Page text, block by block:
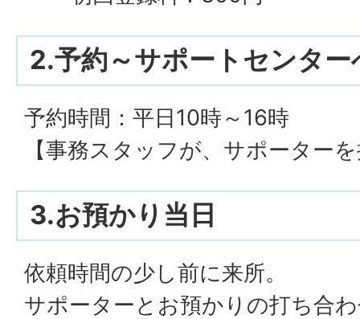
2.予約～サポートセンター
予約時間：平日10時～16時
【事務スタッフが、サポーター
3.お預かり当日
依頼時間の少し前に来所。
サポーターとお預かりの打ち合